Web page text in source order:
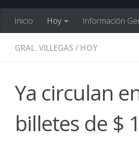
Inicio Hoy Información
GRAL. VILLEGAS / HOY
Ya circulan
billetes de $